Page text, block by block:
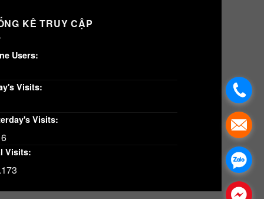
KÊ TRUY CẬP
Users:
Visits:
Visits:
Visits: